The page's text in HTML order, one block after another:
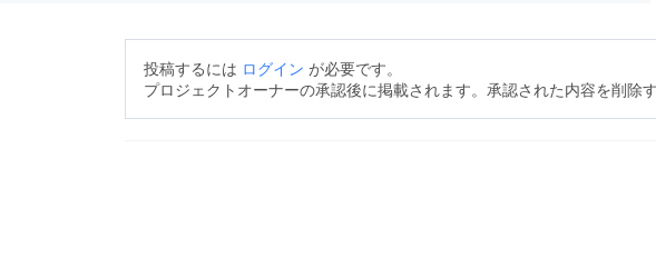
投稿するには ログイン が必要です。
プロジェクトオーナーの承認後に掲載されます。承認された内容を削除